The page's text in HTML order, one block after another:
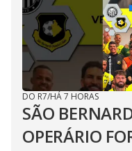
DO R7/HÁ 7 HORAS
SÃO
OPERÁRIO